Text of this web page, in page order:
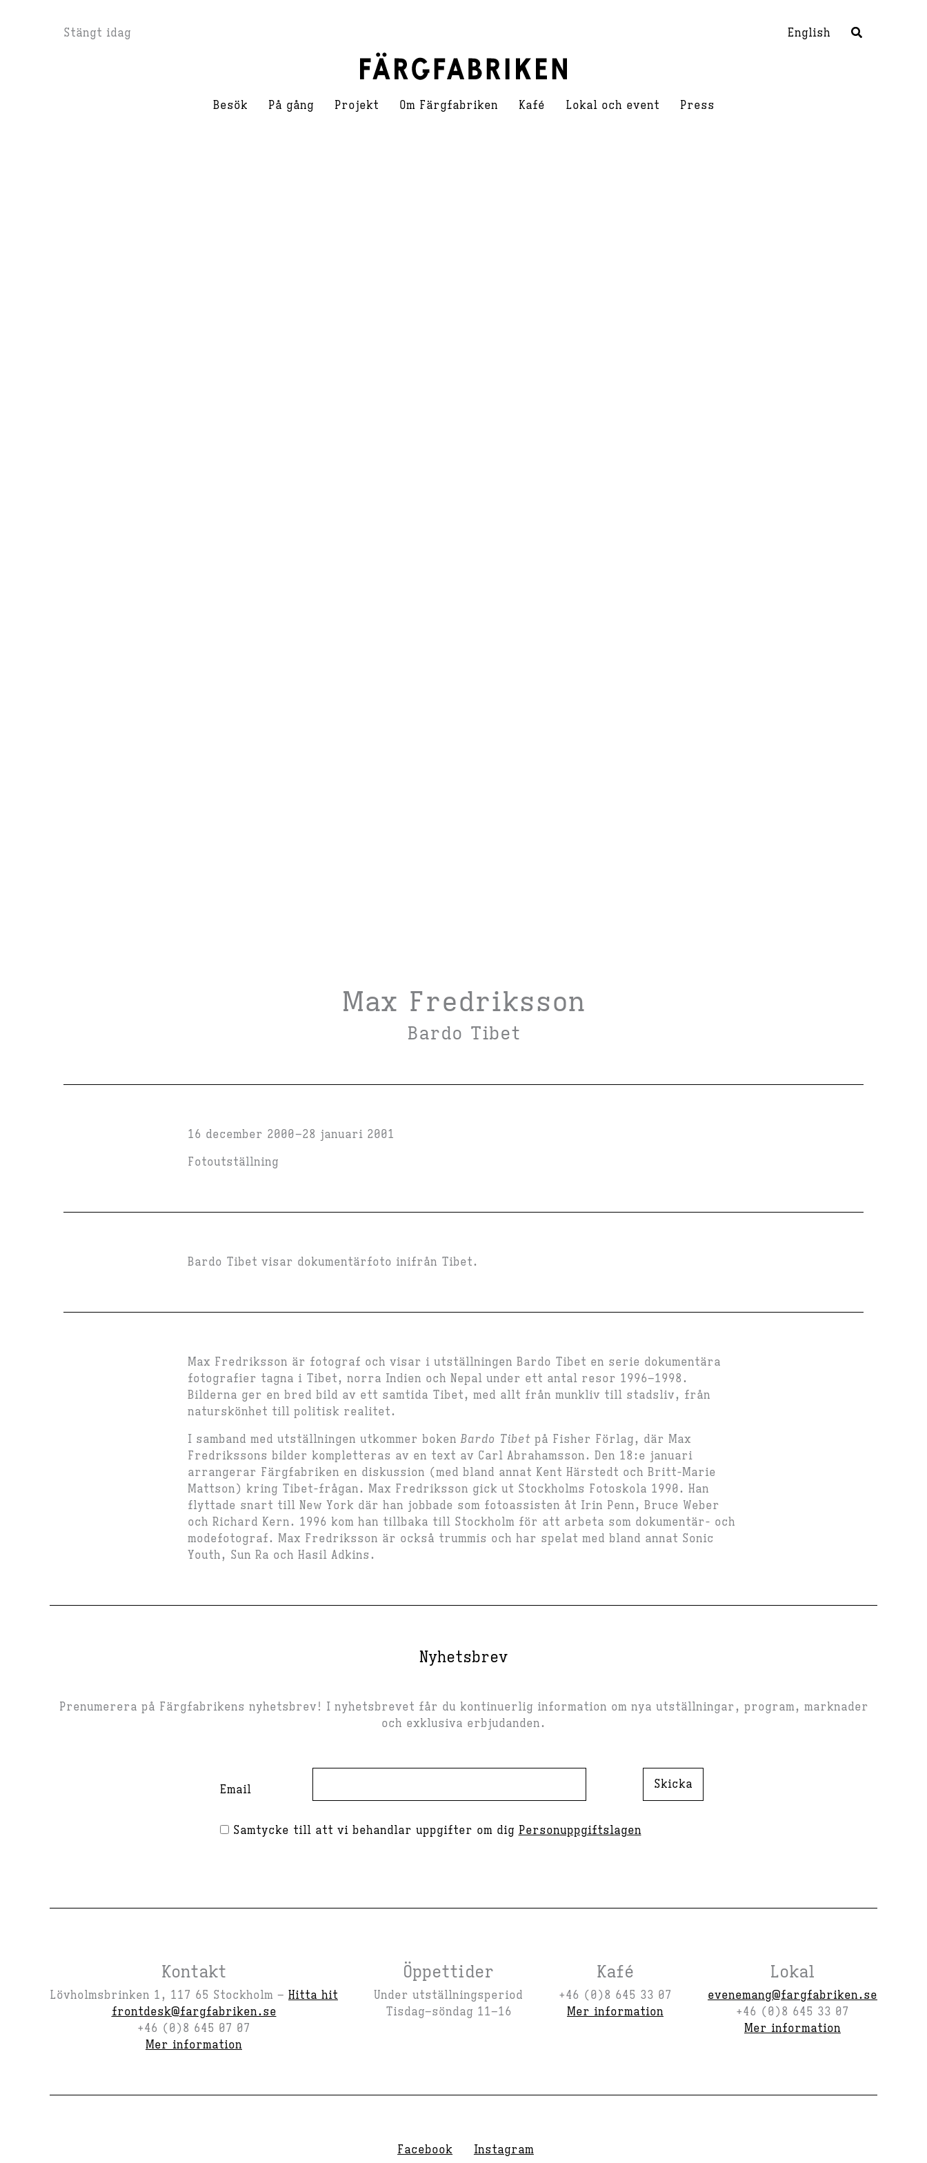
Stängt idag English
Besök På gång Projekt Om Färgfabriken Kafé Lokal och event Press
Max Fredriksson
Bardo Tibet
16 december 2000
28 januari 2001
Fotoutställning
Bardo Tibet visar dokumentärfoto inifrån Tibet.
Max Fredriksson är fotograf och visar i utställningen Bardo Tibet en serie dokumentära
fotografier tagna i Tibet, norra Indien och Nepal under ett antal resor 1996–1998.
Bilderna ger en bred bild av ett samtida Tibet, med allt från munkliv till stadsliv, från
naturskönhet till politisk realitet.
I samband med utställningen utkommer boken Bardo Tibet på Fisher Förlag, där Max
Fredrikssons bilder kompletteras av en text av Carl Abrahamsson. Den 18:e januari
arrangerar Färgfabriken en diskussion (med bland annat Kent Härstedt och Britt-Marie
Mattson) kring Tibet-frågan. Max Fredriksson gick ut Stockholms Fotoskola 1990. Han
flyttade snart till New York där han jobbade som fotoassisten åt Irin Penn, Bruce Weber
och Richard Kern. 1996 kom han tillbaka till Stockholm för att arbeta som dokumentär- och
modefotograf. Max Fredriksson är också trummis och har spelat med bland annat Sonic
Youth, Sun Ra och Hasil Adkins.
Nyhetsbrev
Prenumerera på Färgfabrikens nyhetsbrev! I nyhetsbrevet får du kontinuerlig information om nya utställningar, program, marknader
och exklusiva erbjudanden.
Email
Samtycke till att vi behandlar uppgifter om dig Personuppgiftslagen
Skicka
Kontakt
Lövholmsbrinken 1, 117 65 Stockholm – Hitta hit
frontdesk@fargfabriken.se
+46 (0)8 645 07 07
Mer information
Öppettider
Under utställningsperiod
Tisdag–söndag 11–16
Kafé
+46 (0)8 645 33 07
Mer information
Lokal
evenemang@fargfabriken.se
+46 (0)8 645 33 07
Mer information
Facebook Instagram